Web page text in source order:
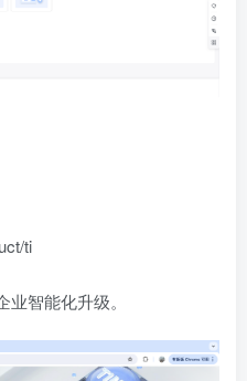
ti
智能化升级。